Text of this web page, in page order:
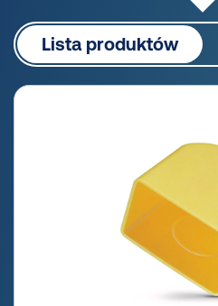
Lista produktów